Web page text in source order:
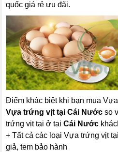
quốc giá rẻ ưu đãi.
Điểm khác biệt khi bạn mua
Vựa trứng vịt tại Cái Nước so
trứng vịt tại ở tạiCái Nước
+ Tất cả các loại Vựa trứng vịt
giả, tem bảo hành